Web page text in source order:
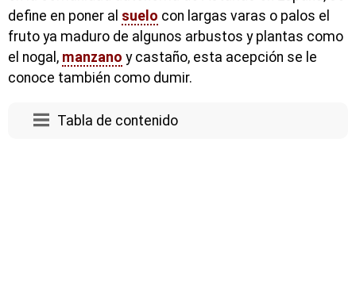
define en poner al suelo con largas varas o palos el
fruto ya maduro de algunos arbustos y plantas como
el nogal, manzano y castaño, esta acepción se le
conoce también como dumir.
Tabla de contenido